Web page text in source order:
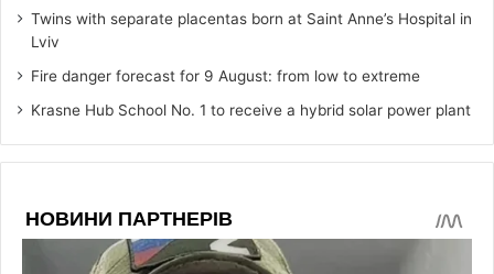
Twins with separate placentas born at Saint Anne’s Hospital in
Lviv
Fire danger forecast for 9 August: from low to extreme
Krasne Hub School No. 1 to receive a hybrid solar power plant